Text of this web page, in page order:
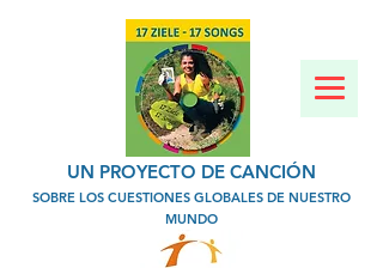
UN PROYECTO DE CANCIÓN
SOBRE LOS CUESTIONES GLOBALES DE NUESTRO
MUNDO